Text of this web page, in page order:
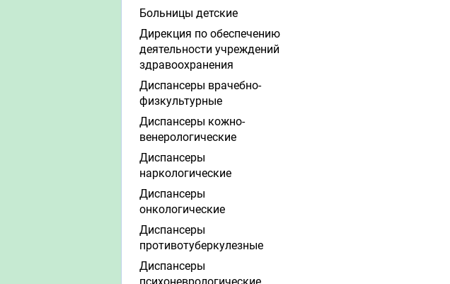
Больницы детские
Дирекция по обеспечению
деятельности учреждений
здравоохранения
Диспансеры врачебно-
физкультурные
Диспансеры кожно-
венерологические
Диспансеры
наркологические
Диспансеры
онкологические
Диспансеры
противотуберкулезные
Диспансеры